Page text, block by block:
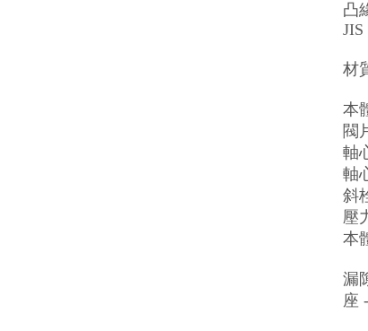
凸
JIS
材
本
閥
軸
軸
斜
壓
本
漏
座